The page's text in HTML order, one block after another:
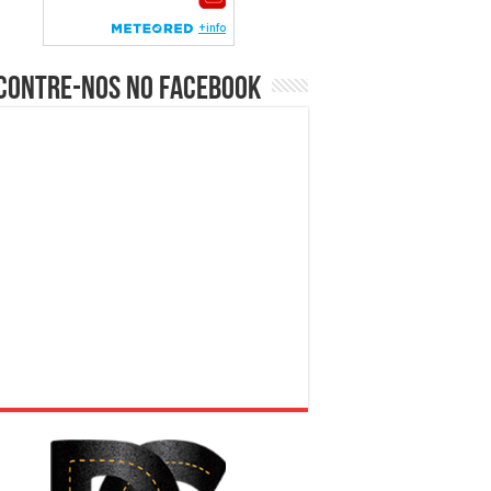
nos no Facebook